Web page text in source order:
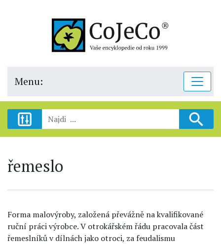
Menu:
řemeslo
Forma malovýroby, založená převážně na kvalifikované
ruční práci výrobce. V otrokářském řádu pracovala část
řemeslníků v dílnách jako otroci, za feudalismu